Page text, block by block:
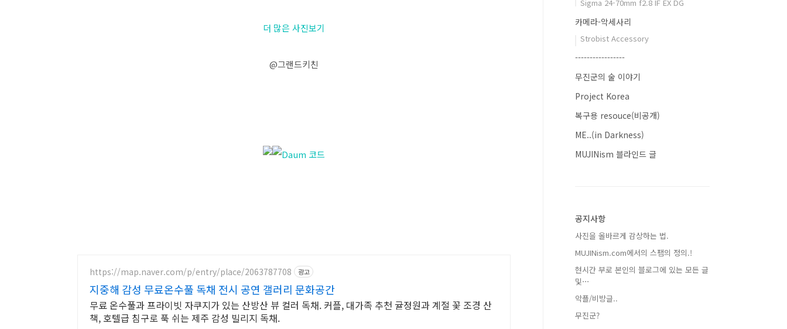
더 많은 사진보기
@그랜드키친
https://map.naver.com/p/entry/place/2063787708 광고
지중해 감성 무료온수풀 독채 전시 공연 갤러리 문화공간
무료 온수풀과 프라이빗 자쿠지가 있는 산방산 뷰 컬러 독채. 커플, 대가족 추천 귤정원과 계절 꽃 조경 산
책, 호텔급 침구로 푹 쉬는 제주 감성 빌리지 독채.
Sigma 24-70mm f2.8 IF EX DG
카메라-악세사리
Strobist Accessory
-----------------
무진군의 술 이야기
Project Korea
복구용 resouce(비공개)
ME..(in Darkness)
MUJINism 블라인드 글
공지사항
사진을 올바르게 감상하는 법.
MUJINism.com에서의 스팸의 정의.!
현시간 부로 본인의 블로그에 있는 모든 글
및⋯
악플/비방글..
무진군?